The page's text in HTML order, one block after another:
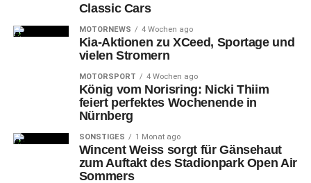
Classic Cars
MOTORNEWS 4 Wochen ago
Kia-Aktionen zu XCeed, Sportage und
vielen Stromern
MOTORSPORT 4 Wochen ago
König vom Norisring: Nicki Thiim
feiert perfektes Wochenende in
Nürnberg
SONSTIGES 1 Monat ago
Wincent Weiss sorgt für Gänsehaut
zum Auftakt des Stadionpark Open Air
Sommers